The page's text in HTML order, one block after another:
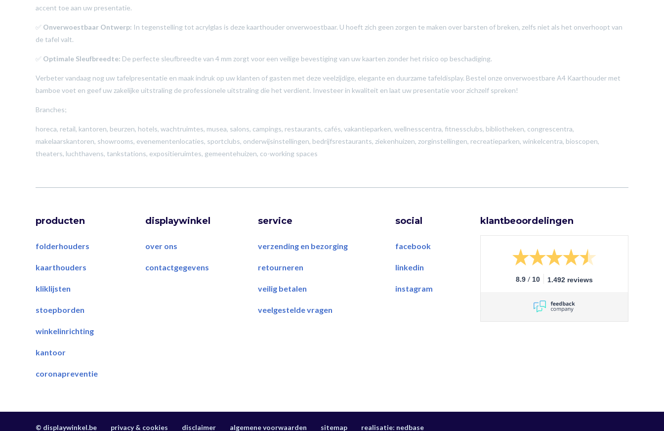
accent toe aan uw presentatie.
✅ Onverwoestbaar Ontwerp: In tegenstelling tot acrylglas is deze kaarthouder onverwoestbaar. U hoeft zich geen zorgen te maken over barsten of breken, zelfs niet als het onverhoopt van
de tafel valt.
✅ Optimale Sleufbreedte: De perfecte sleufbreedte van 4 mm zorgt voor een veilige bevestiging van uw kaarten zonder het risico op beschadiging.
Verbeter vandaag nog uw tafelpresentatie en maak indruk op uw klanten of gasten met deze veelzijdige, elegante en duurzame tafeldisplay. Bestel onze onverwoestbare A4 Kaarthouder met
bamboe voet en geef uw zakelijke uitstraling de professionele uitstraling die het verdient. Investeer in kwaliteit en laat uw presentatie voor zichzelf spreken!
Branches;
horeca, retail, kantoren, beurzen, hotels, wachtruimtes, musea, salons, campings, restaurants, cafés, vakantieparken, wellnesscentra, fitnessclubs, bibliotheken, congrescentra,
makelaarskantoren, showrooms, evenementenlocaties, sportclubs, onderwijsinstellingen, bedrijfsrestaurants, ziekenhuizen, zorginstellingen, recreatieparken, winkelcentra, bioscopen,
theaters, luchthavens, tankstations, expositieruimtes, gemeentehuizen, co-working spaces
producten
folderhouders
kaarthouders
kliklijsten
stoepborden
winkelinrichting
kantoor
coronapreventie
displaywinkel
over ons
contactgegevens
service
verzending en bezorging
retourneren
veilig betalen
veelgestelde vragen
social
facebook
linkedin
instagram
klantbeoordelingen
8.9 / 10 1.492 reviews
© displaywinkel.be privacy & cookies disclaimer algemene voorwaarden sitemap realisatie: nedbase